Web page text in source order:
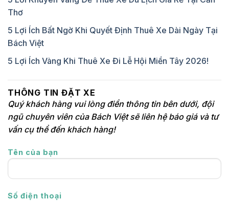
Thơ
5 Lợi Ích Bất Ngờ Khi Quyết Định Thuê Xe Dài Ngày Tại
Bách Việt
5 Lợi Ích Vàng Khi Thuê Xe Đi Lễ Hội Miền Tây 2026!
THÔNG TIN ĐẶT XE
Quý khách hàng vui lòng điền thông tin bên dưới, đội
ngũ chuyên viên của Bách Việt sẽ liên hệ báo giá và tư
vấn cụ thể đến khách hàng!
Tên của bạn
Số điện thoại